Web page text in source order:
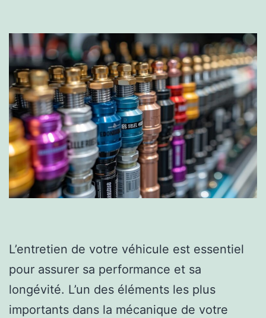
L’entretien de votre véhicule est essentiel
pour assurer sa performance et sa
longévité. L’un des éléments les plus
importants dans la mécanique de votre